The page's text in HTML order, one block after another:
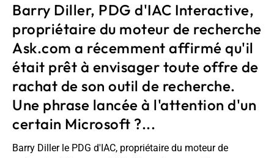
Barry Diller, PDG d'IAC Interactive,
propriétaire du moteur de recherche
Ask.com a récemment affirmé qu'il
était prêt à envisager toute offre de
rachat de son outil de recherche.
Une phrase lancée à l'attention d'un
certain Microsoft ?...
Barry Diller le PDG d'IAC, propriétaire du moteur de